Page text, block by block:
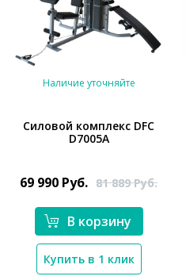
Наличие уточняйте
Силовой комплекс DFC
D7005A
69 990 Руб. 81 889Руб.
В корзину
Купить в 1 клик